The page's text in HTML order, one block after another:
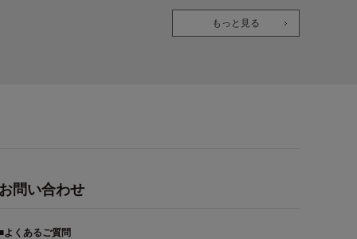
もっと見る
お問い合わせ
よくあるご質問